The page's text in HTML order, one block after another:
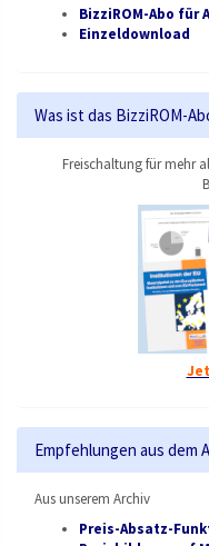
BizziROM-Abo
Einzeldownload
Was ist das BizziROM-
Freischaltung für mehr
Empfehlungen aus dem
Aus unserem Archiv
Preis-Absatz-